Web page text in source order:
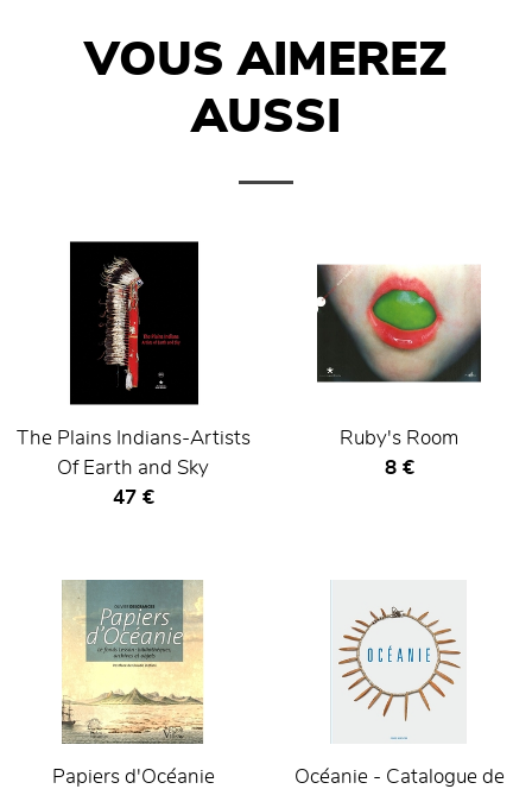
VOUS AIMEREZ
AUSSI
The Plains Indians-Artists
Of Earth and Sky
Prix ​​actuel
47 €
Ruby's Room
Prix ​​actuel
8 €
Papiers d'Océanie
Océanie - Catalogue de